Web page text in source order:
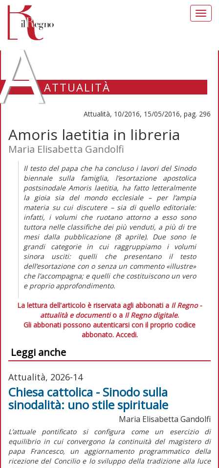
ATTUALITÀ
Attualità, 10/2016, 15/05/2016, pag. 296
Amoris laetitia in libreria
Maria Elisabetta Gandolfi
Il testo del papa che ha concluso i lavori del Sinodo
biennale sulla famiglia, l’esortazione apostolica
postsinodale Amoris laetitia, ha fatto letteralmente
la gioia sia del mondo ecclesiale – per l’ampia
materia su cui discutere – sia di quello editoriale:
infatti, i volumi che ruotano attorno a esso sono
tuttora nelle classifiche dei più venduti, a più di tre
mesi dalla pubblicazione (8 aprile). Due sono le
grandi categorie in cui raggruppiamo i volumi
sinora usciti: quelli che presentano il testo
dell’esortazione con o senza un commento «illustre»
che l’accompagna; e quelli che costituiscono un vero
e proprio approfondimento.
La lettura dell'articolo è riservata agli abbonati a Il Regno -
attualità e documentio a Il Regno digitale.
Gli abbonati possono autenticarsi con il proprio codice
abbonato. Accedi.
Leggi anche
Attualità, 2026-14
Chiesa cattolica - Sinodo sulla
sinodalità: uno stile spirituale
Maria Elisabetta Gandolfi
L’attuale pontificato si configura come un esercizio di
equilibrio in cui convergono la continuità del magistero di
papa Francesco, un aggiornamento programmatico della
ricezione del Concilio e lo sviluppo della tradizione alla luce